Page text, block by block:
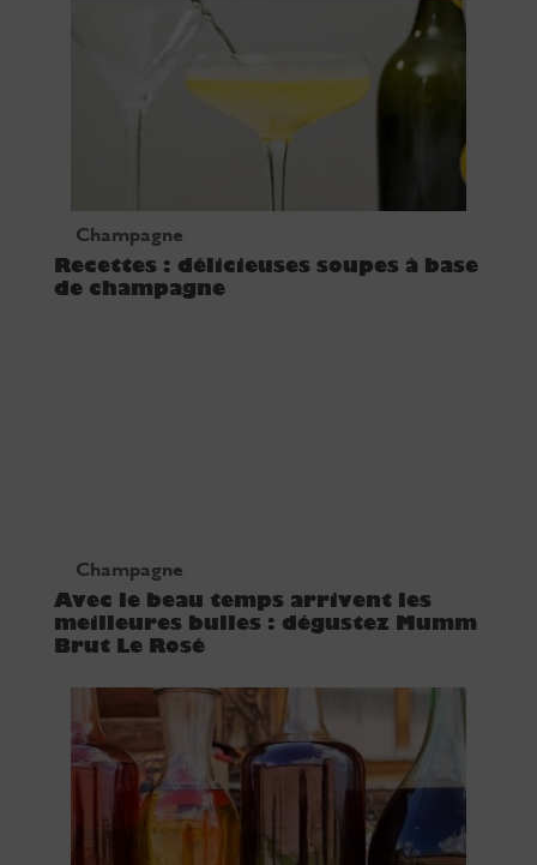
Champagne
Recettes : délicieuses soupes à base
de champagne
Champagne
Avec le beau temps arrivent les
meilleures bulles : dégustez Mumm
Brut Le Rosé